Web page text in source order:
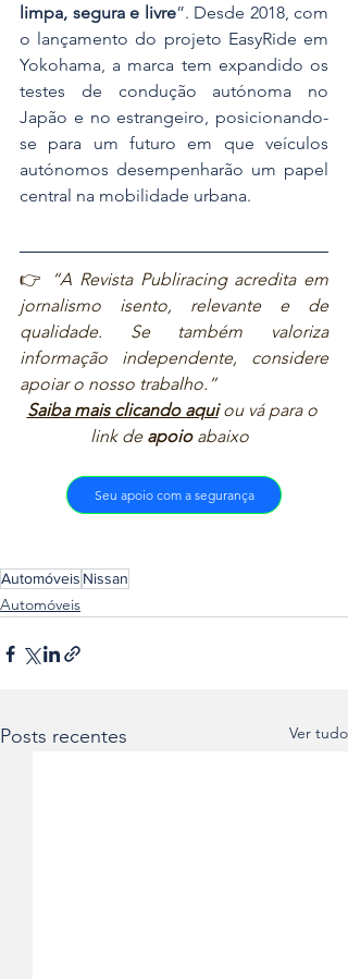
limpa, segura e livre”. Desde 2018, com
o lançamento do projeto EasyRide em
Yokohama, a marca tem expandido os
testes de condução autónoma no
Japão e no estrangeiro, posicionando-
se para um futuro em que veículos
autónomos desempenharão um papel
central na mobilidade urbana.
👉
“A Revista Publiracing acredita em
jornalismo isento, relevante e de
qualidade. Se também valoriza
informação independente, considere
apoiar o nosso trabalho.”
Saiba mais clicando aqui ou vá para o
link de apoio abaixo
Seu apoio com a segurança
Automóveis Nissan
Automóveis
Posts recentes Ver tudo